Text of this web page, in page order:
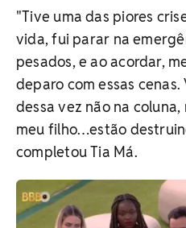
"Tive uma das piores
vida, fui parar na
pesados, e ao acordar,
deparo com essas
dessa vez não na
meu filho…estão
completou Tia Má.